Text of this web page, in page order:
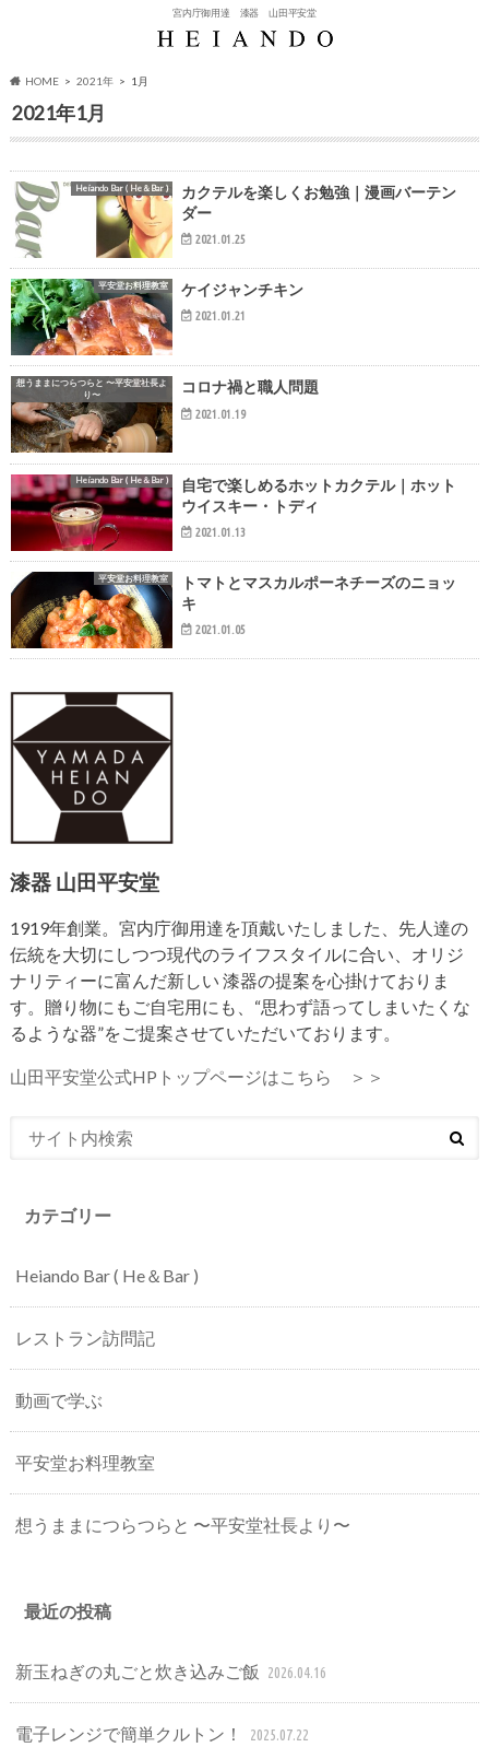
宮内庁御用達 漆器 山田平安堂
HOME 2021年 1月
2021年1月
Heiando Bar ( He＆Bar )
カクテルを楽しくお勉強｜漫画バーテン
ダー
2021.01.25
平安堂お料理教室 ケイジャンチキン
2021.01.21
想うままにつらつらと 〜平安堂社長よ
り〜
コロナ禍と職人問題
2021.01.19
Heiando Bar ( He＆Bar )
自宅で楽しめるホットカクテル｜ホット
ウイスキー・トディ
2021.01.13
平安堂お料理教室
トマトとマスカルポーネチーズのニョッ
キ
2021.01.05
漆器 山田平安堂
1919年創業。宮内庁御用達を頂戴いたしました、先人達の
伝統を大切にしつつ現代のライフスタイルに合い、オリジ
ナリティーに富んだ新しい 漆器の提案を心掛けておりま
す。贈り物にもご自宅用にも、“思わず語ってしまいたくな
るような器”をご提案させていただいております。
山田平安堂公式HPトップページはこちら ＞＞
カテゴリー
Heiando Bar ( He＆Bar )
レストラン訪問記
動画で学ぶ
平安堂お料理教室
想うままにつらつらと 〜平安堂社長より〜
最近の投稿
新玉ねぎの丸ごと炊き込みご飯 2026.04.16
電子レンジで簡単クルトン！ 2025.07.22